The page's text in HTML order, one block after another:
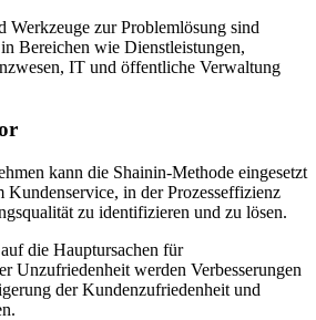
Werkzeuge zur Problemlösung sind
Bereichen wie Dienstleistungen,
IT und öffentliche Verwaltung
kann die Shainin-Methode eingesetzt
Kundenservice, in der Prozesseffizienz
zu identifizieren und zu lösen.
die Hauptursachen für
Unzufriedenheit werden Verbesserungen
der Kundenzufriedenheit und